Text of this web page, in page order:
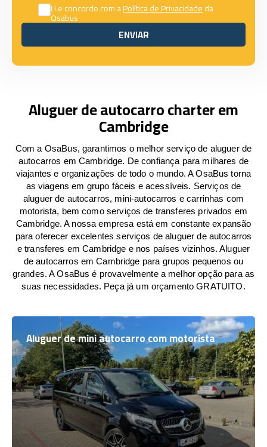
Li e concordo com aPolítica de Privacidadeda
Osabus
ENVIAR
ENVIAR
Aluguer de autocarro charter em
Cambridge
Com a OsaBus, garantimos o melhor serviço de aluguer de
autocarros em Cambridge. De confiança para milhares de
viajantes e organizações de todo o mundo. A OsaBus torna
as viagens em grupo fáceis e acessíveis. Serviços de
aluguer de autocarros, mini-autocarros e carrinhas com
motorista, bem como serviços de transferes privados em
Cambridge. A nossa empresa está em constante expansão
para oferecer excelentes serviços de aluguer de autocarros
e transferes em Cambridge e nos países vizinhos. Aluguer
de autocarros em Cambridge para grupos pequenos ou
grandes. A OsaBus é provavelmente a melhor opção para as
suas necessidades. Peça já um orçamento GRATUITO.
Aluguer de mini autocarro com motorista